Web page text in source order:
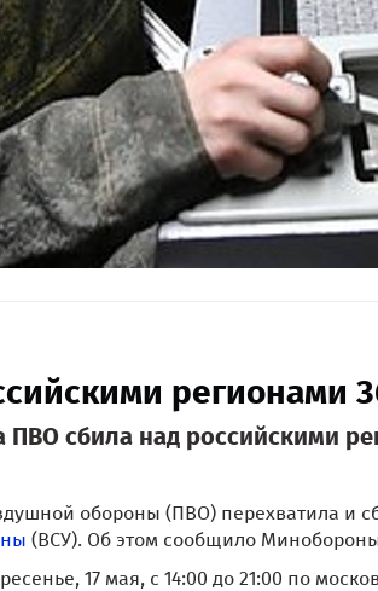
регионами
сбила над российскими
обороны (ПВО) перехватила и
(ВСУ). Об этом сообщило
17 мая, с 14:00 до 21:00 по